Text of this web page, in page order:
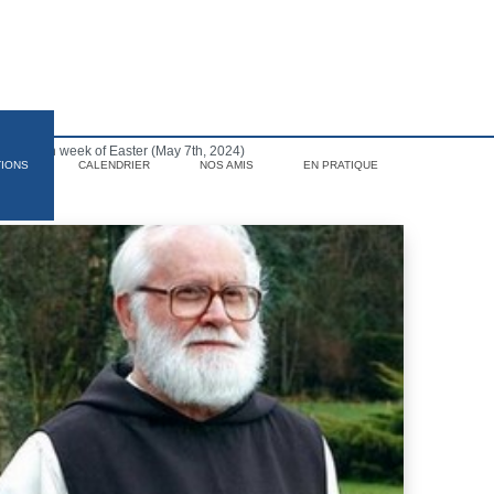
CALENDRIER NOS AMIS EN PRATIQUE
the 6th week of Easter (May 7th, 2024)